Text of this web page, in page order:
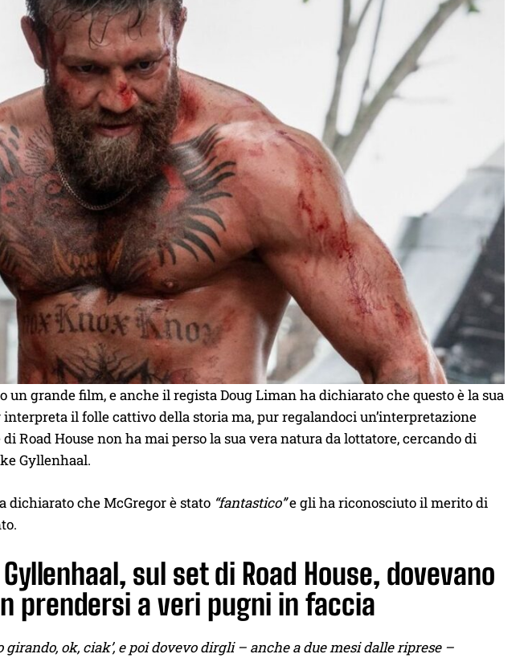
un grande film, e anche il regista Doug Liman ha dichiarato che questo è la sua
il folle cattivo della storia ma, pur regalandoci un’interpretazione
Road House non ha mai perso la sua vera natura da lottatore, cercando di
Gyllenhaal.
dichiarato che McGregor è stato “fantastico”e gli ha riconosciuto il merito di
sul set di Road House, dovevano
prendersi a veri pugni in faccia
girando, ok, ciak’, e poi dovevo dirgli – anche a due mesi dalle riprese –